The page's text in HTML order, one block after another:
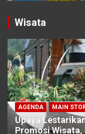
Wisata
AGENDA MAIN
Upaya
Promosi